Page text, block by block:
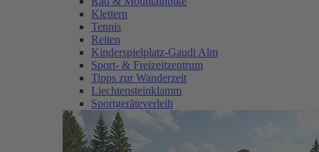
Klettern
Tennis
Reiten
Kinderspielplatz-Gaudi Alm
Sport- & Freizeitzentrum
Tipps zur Wanderzeit
Liechtensteinklamm
Sportgeräteverleih